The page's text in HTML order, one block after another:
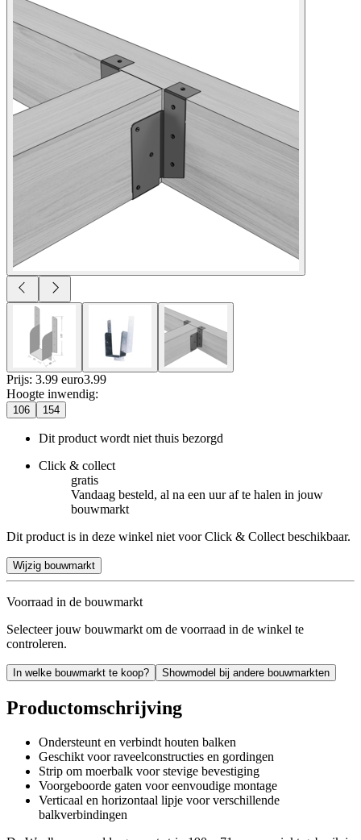
Prijs: 3.99 euro3.99
Hoogte inwendig:
106 154
Dit product wordt niet thuis bezorgd
Click & collect
gratis
Vandaag besteld, al na een uur af te halen in jouw
bouwmarkt
Dit product is in deze winkel niet voor Click & Collect beschikbaar.
Wijzig bouwmarkt
Voorraad in de bouwmarkt
Selecteer jouw bouwmarkt om de voorraad in de winkel te
controleren.
In welke bouwmarkt te koop? Showmodel bij andere bouwmarkten
Productomschrijving
Ondersteunt en verbindt houten balken
Geschikt voor raveelconstructies en gordingen
Strip om moerbalk voor stevige bevestiging
Voorgeboorde gaten voor eenvoudige montage
Verticaal en horizontaal lipje voor verschillende
balkverbindingen